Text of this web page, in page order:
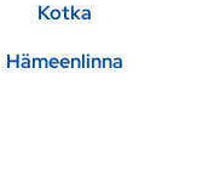
Kotka
Hämeenlinna